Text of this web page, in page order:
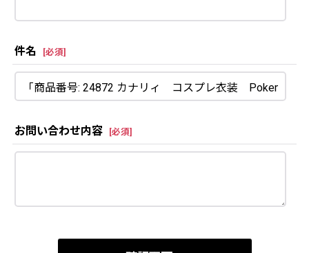
件名 [必須]
お問い合わせ内容 [必須]